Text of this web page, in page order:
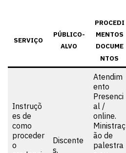
SERVIÇO
PÚBLICO-
ALVO
PROCEDI
MENTOS
DOCUME
NTOS
Instruçõ
es de
como
proceder
o
Discente
s,
Atendim
ento
Presenci
al /
online.
Ministraç
ão de
palestra